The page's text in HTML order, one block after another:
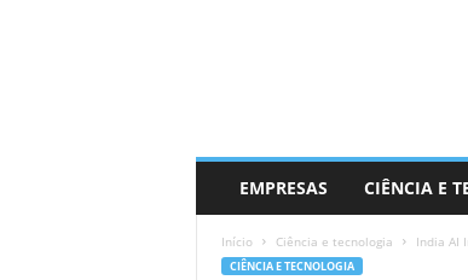
EMPRESAS CIÊNCIA E
Início Ciência e tecnologia India AI
CIÊNCIA E TECNOLOGIA